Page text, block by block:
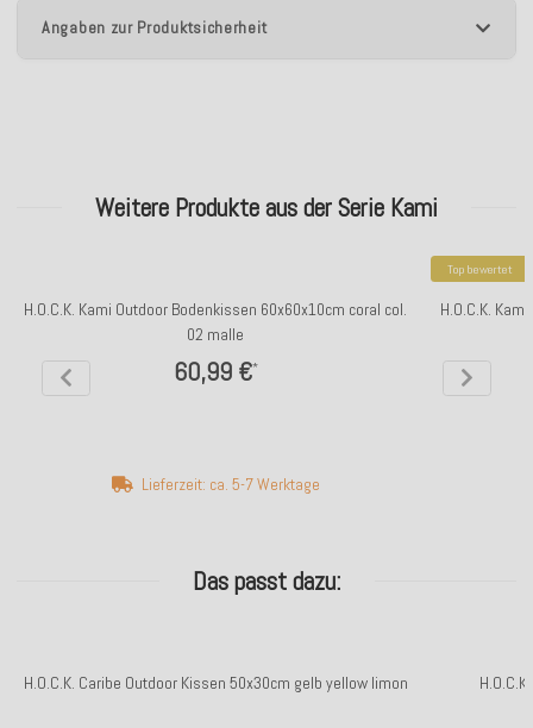
Angaben zur Produktsicherheit
Weitere Produkte aus der Serie Kami
H.O.C.K. Kami Outdoor Bodenkissen 60x60x10cm coral col.
02 malle
60,99 €*
Lieferzeit: ca. 5-7 Werktage
Top bewertet
H.O.C.K.
Das passt dazu:
H.O.C.K. Caribe Outdoor Kissen 50x30cm gelb yellow limon